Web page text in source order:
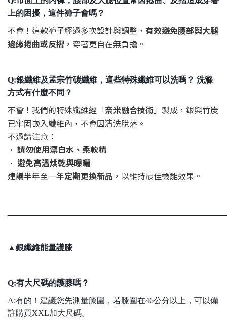
上的困擾，這件褲子會嗎？
不會！這款褲子經過多次設計與調整， 有效避免腰部與大腿
邊緣捲曲或反摺 ，穿著更自在無負擔。
Q:銀纖維及孟宗竹碳纖維，這些特殊纖維可以洗嗎？ 洗滌
方式有什麼不同？
不會！我們的特殊纖維經「奈米融合技術」製成，銀與竹炭
已牢固嵌入纖維內，不會因清洗脫落。
不過請注意：
• 請勿使用漂白水、柔軟精
• 避免高溫烘乾與曝曬
建議半年至一年定期更換新品 ，以維持最佳機能效果。
▲銀纖維能量護膝
Q:有大尺碼的護膝嗎？
A:有的！建議您先測量膝圍，若膝圍在46公分以上，可以備
註購買XXL加大尺碼。